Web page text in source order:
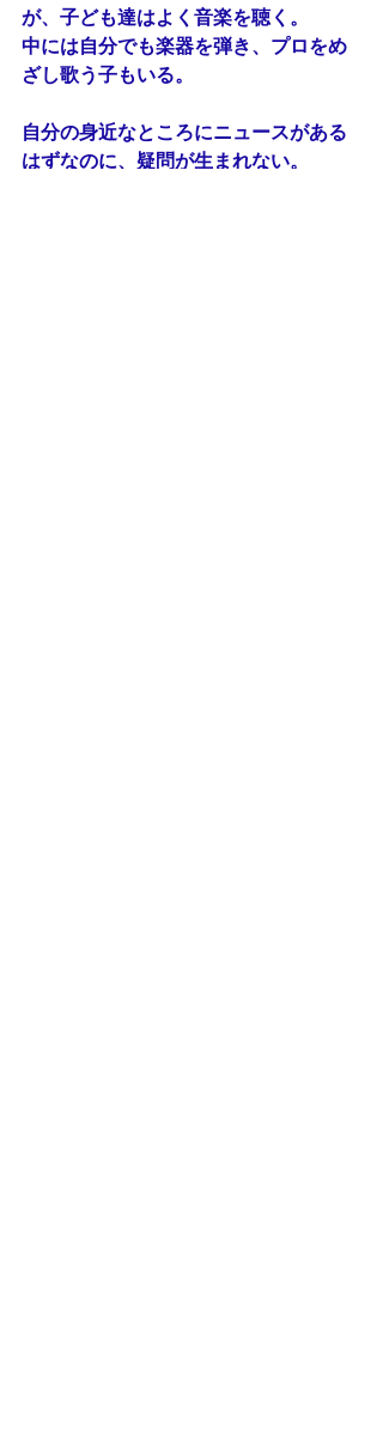
が、子ども達はよく音楽を聴く。
中には自分でも楽器を弾き、プロをめ
ざし歌う子もいる。
自分の身近なところにニュースがある
はずなのに、疑問が生まれない。